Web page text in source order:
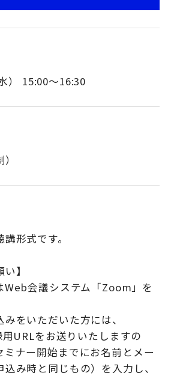
） 15:00～16:30
形式です。
】
Web会議システム「Zoom」を
をいただいた方には、
用URLをお送りいたしますの
ミナー開始までにお名前とメー
み時と同じもの）を入力し、